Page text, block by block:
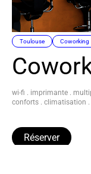
Toulouse Coworking
wi-fi . imprimante .
conforts . climatisation .
Réserver